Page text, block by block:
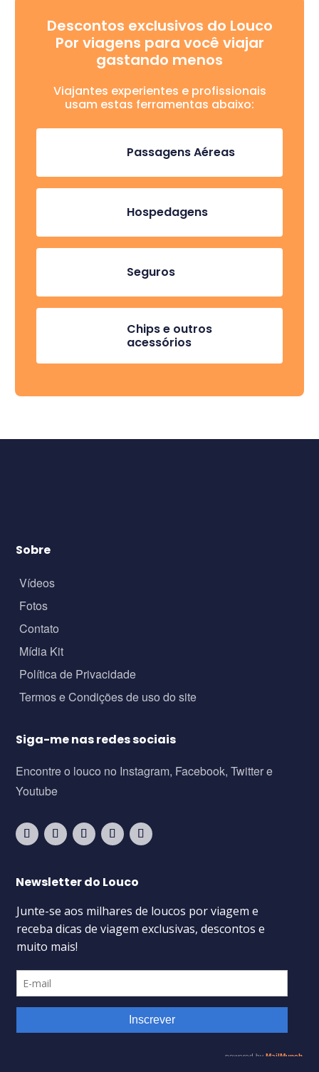
Descontos exclusivos do Louco
Por viagens para você viajar
gastando menos
Viajantes experientes e profissionais
usam estas ferramentas abaixo:
Passagens Aéreas
Hospedagens
Seguros
Chips e outros
acessórios
Sobre
Vídeos
Fotos
Contato
Mídia Kit
Política de Privacidade
Termos e Condições de uso do site
Siga-me nas redes sociais
Encontre o louco no Instagram, Facebook, Twitter e
Youtube
Newsletter do Louco